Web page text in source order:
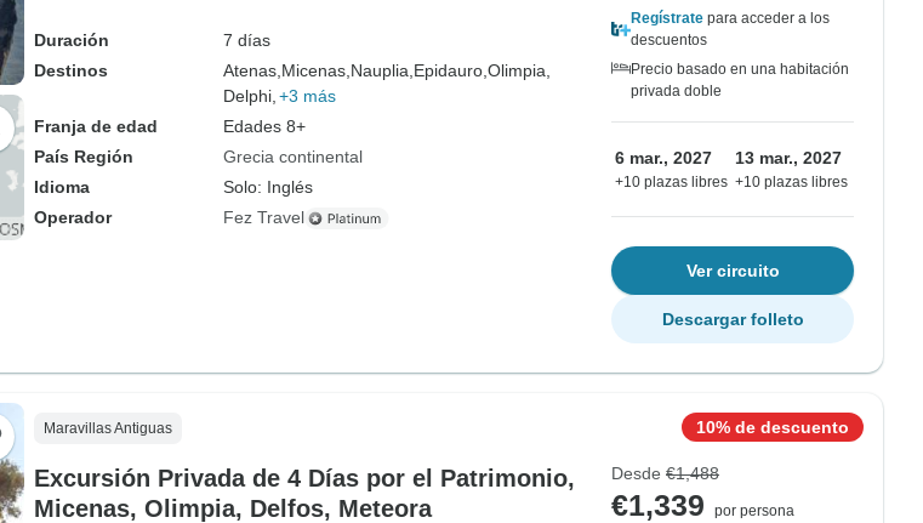
Duración
7 días
Destinos
Atenas, Micenas, Nauplia, Epidauro, Olimpia,
Delphi, +3 más
Franja de edad
Edades 8+
País Región
Grecia continental
Idioma
Solo: Inglés
Operador
Fez Travel
Regístrate para acceder a los
descuentos
Precio basado en una habitación
privada doble
6 mar., 2027
+10 plazas libres
13 mar., 2027
+10 plazas libres
Ver circuito
Descargar folleto
Maravillas Antiguas
Excursión Privada de 4 Días por el Patrimonio,
Micenas, Olimpia, Delfos, Meteora
10% de descuento
Desde €1,488
€1,339
por persona